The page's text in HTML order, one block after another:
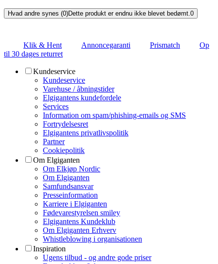
Hvad andre synes (0)Dette produkt er endnu ikke blevet bedømt. 0
Klik & Hent Annoncegaranti Prismatch
Op
til 30 dages returret
Kundeservice
Kundeservice
Varehuse / åbningstider
Elgigantens kundefordele
Services
Information om spam/phishing-emails og SMS
Fortrydelsesret
Elgigantens privatlivspolitik
Partner
Cookiepolitik
Om Elgiganten
Om Elkjøp Nordic
Om Elgiganten
Samfundsansvar
Presseinformation
Karriere i Elgiganten
Fødevarestyrelsen smiley
Elgigantens Kundeklub
Om Elgiganten Erhverv
Whistleblowing i organisationen
Inspiration
Ugens tilbud - og andre gode priser